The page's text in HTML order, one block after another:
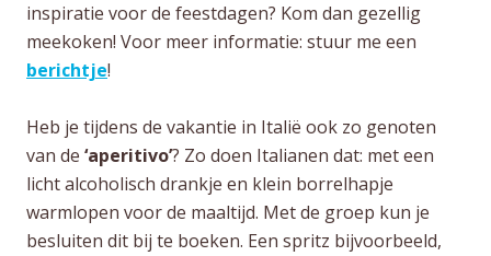
inspiratie voor de feestdagen? Kom dan gezellig
meekoken! Voor meer informatie: stuur me een
berichtje!
Heb je tijdens de vakantie in Italië ook zo genoten
van de ‘aperitivo’? Zo doen Italianen dat: met een
licht alcoholisch drankje en klein borrelhapje
warmlopen voor de maaltijd. Met de groep kun je
besluiten dit bij te boeken. Een spritz bijvoorbeeld,